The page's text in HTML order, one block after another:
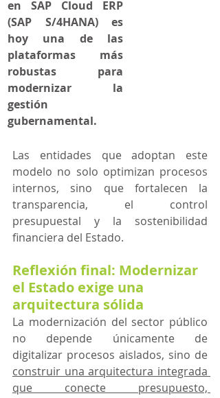
en SAP Cloud ERP
(SAP S/4HANA) es
hoy una de las
plataformas más
robustas para
modernizar la
gestión
gubernamental.
Las entidades que adoptan este
modelo no solo optimizan procesos
internos, sino que fortalecen la
transparencia, el control
presupuestal y la sostenibilidad
financiera del Estado.
Reflexión final: Modernizar
el Estado exige una
arquitectura sólida
La modernización del sector público
no depende únicamente de
construir una arquitectura integrada
que conecte presupuesto,